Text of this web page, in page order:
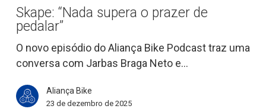
o
prazer
de
pedalar”
Skape: “Nada supera o prazer de
pedalar”
O novo episódio do Aliança Bike Podcast traz uma
conversa com Jarbas Braga Neto e…
Aliança Bike
23 de dezembro de 2025